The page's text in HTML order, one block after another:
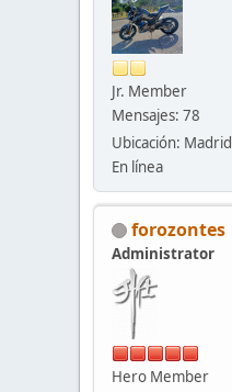
Jr. Member
Mensajes: 78
Ubicación: Madrid
En línea
forozontes
Administrator
Hero Member